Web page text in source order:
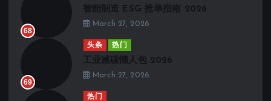
68
智能制造 ESG 抢单指南 2026
March 27, 2026
69
头条 热门
工业减碳懒人包 2026
March 27, 2026
热门